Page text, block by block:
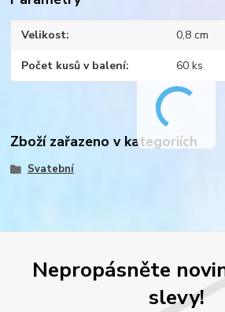
Velikost 0,8 cm
Počet kusů v balení 60 ks
Zboží zařazeno v kategoriích
Svatební
Nepropásněte
slevy!